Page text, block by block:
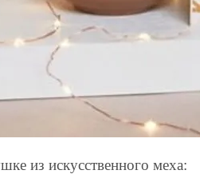
из искусственного меха: